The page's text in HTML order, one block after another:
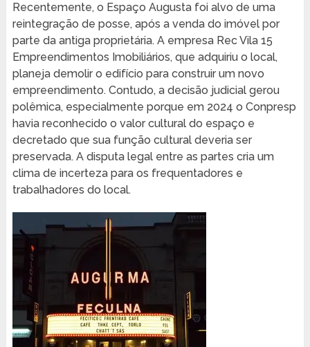
Recentemente, o Espaço Augusta foi alvo de uma
reintegração de posse, após a venda do imóvel por
parte da antiga proprietária. A empresa Rec Vila 15
Empreendimentos Imobiliários, que adquiriu o local,
planeja demolir o edifício para construir um novo
empreendimento. Contudo, a decisão judicial gerou
polêmica, especialmente porque em 2024 o Conpresp
havia reconhecido o valor cultural do espaço e
decretado que sua função cultural deveria ser
preservada. A disputa legal entre as partes cria um
clima de incerteza para os frequentadores e
trabalhadores do local.